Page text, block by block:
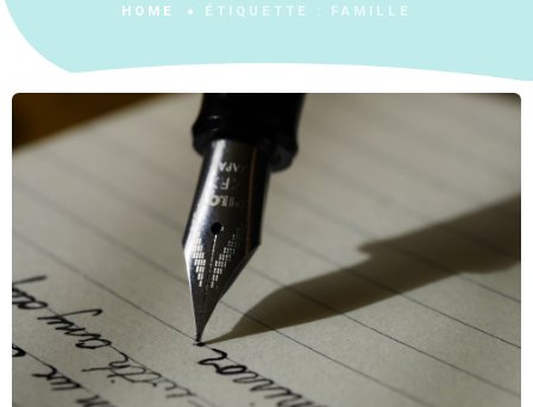
HOME ÉTIQUETTE : FAMILLE